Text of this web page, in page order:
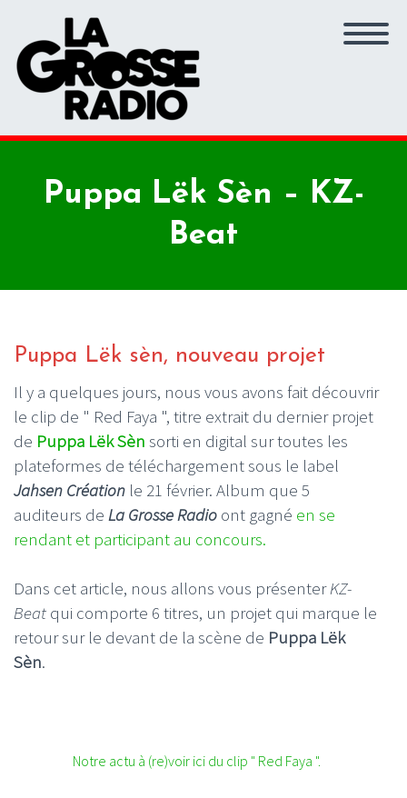
Puppa Lëk Sèn – KZ-
Beat
Puppa Lëk sèn, nouveau projet
Il y a quelques jours, nous vous avons fait découvrir
le clip de " Red Faya ", titre extrait du dernier projet
de Puppa Lëk Sèn sorti en digital sur toutes les
plateformes de téléchargement sous le label
Jahsen Création le 21 février. Album que 5
auditeurs de La Grosse Radio ont gagné en se
rendant et participant au concours.
Dans cet article, nous allons vous présenterKZ-
Beat qui comporte 6 titres, un projet qui marque le
retour sur le devant de la scène de Puppa Lëk
Sèn.
Notre actu à (re)voir ici du clip " Red Faya ".